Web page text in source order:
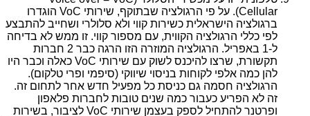
Cellular). על פי הרגולציה שבתוקף, שירותי VoCהוגדרו
ברגולציה הישראלית כשירות קווי ולא סלולרי ושחייב להתבצע
לפי כללי הרגולציה הקווית, עם מספור קווי. זו ממש לא בדיחה
ל-1 באפריל. הרגולציה המוזרה הזו הרגה כבר 2 חברות
תקשורת, שרצו להיכנס לשוק עם שירותי VoCכאלה וכבר היו
להן כמה אלפי לקוחות בניסוי שיווקי (סיפמי ופרי טלקום).
הרגולציה חסמה גם כניסת כל מפעיל חדש אחר לתחום זה.
זה לא הפריע כעבור כמה שנים טובות לחברות פלאפון
ופרטנר להתחיל לספק בעצמן שירותי VoCלציבור, בשירות